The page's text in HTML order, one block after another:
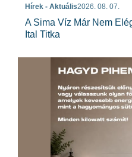
Hírek - Aktuális2026. 08. 07.
A Sima Víz Már Nem
Ital Titka